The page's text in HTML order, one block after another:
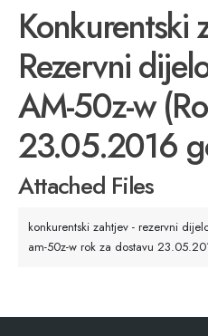
Konkurentski
Rezervni
AM-50z-w
23.05.2016
Attached Files
konkurentski zahtjev - rezervni
am-50z-w rok za dostavu